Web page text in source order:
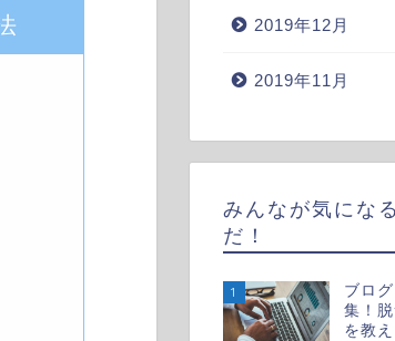
2019年12月
2019年11月
みんなが気にな
だ！
1
ブロ
集！
を教